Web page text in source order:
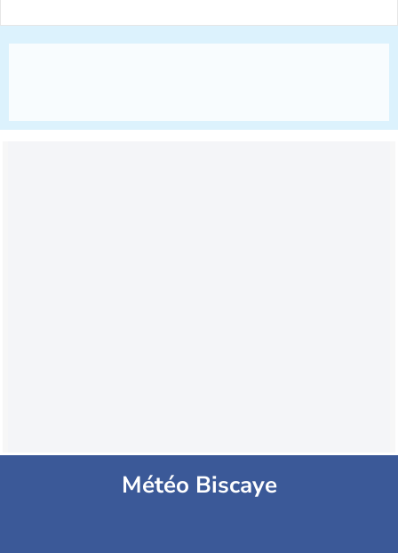
Météo Biscaye